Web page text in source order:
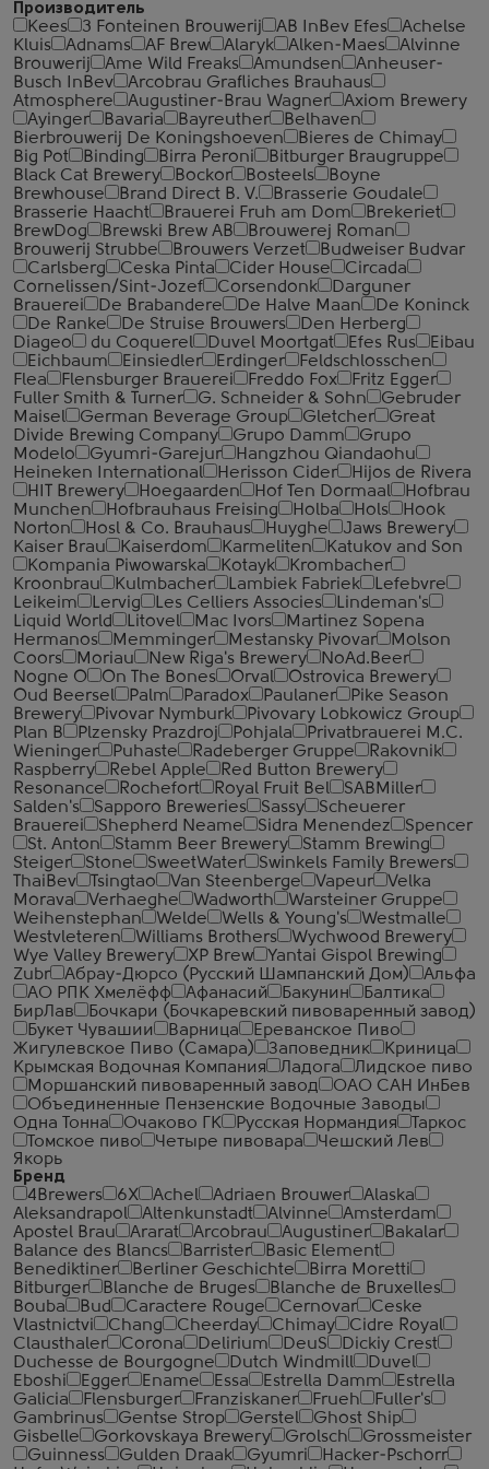
Производитель
Kees
3 Fonteinen Brouwerij AB InBev Efes
Achelse
Kluis
Adnams AF Brew Alaryk Alken-Maes
Alvinne
Brouwerij
Ame Wild Freaks Amundsen
Anheuser-
Busch InBev
Arcobrau Grafliches Brauhaus
Atmosphere
Augustiner-Brau Wagner
Axiom Brewery
Ayinger
Bavaria Bayreuther
Belhaven
Bierbrouwerij De Koningshoeven
Bieres de Chimay
Big Pot
Binding Birra Peroni
Bitburger Braugruppe
Black Cat Brewery
Bockor Bosteels
Boyne
Brewhouse
Brand Direct B. V.
Brasserie Goudale
Brasserie Haacht
Brauerei Fruh am Dom
Brekeriet
BrewDog
Brewski Brew AB
Brouwerej Roman
Brouwerij Strubbe
Brouwers Verzet
Budweiser Budvar
Carlsberg
Ceska Pinta Cider House
Circada
Cornelissen/Sint-Jozef
Corsendonk
Darguner
Brauerei
De Brabandere De Halve Maan
De Koninck
De Ranke
De Struise Brouwers
Den Herberg
Diageo
du Coquerel Duvel Moortgat Efes Rus
Eibau
Eichbaum
Einsiedler Erdinger
Feldschlosschen
Flea
Flensburger Brauerei Freddo Fox
Fritz Egger
Fuller Smith & Turner
G. Schneider & Sohn
Gebruder
Maisel
German Beverage Group Gletcher
Great
Divide Brewing Company
Grupo Damm
Grupo
Modelo
Gyumri-Garejur
Hangzhou Qiandaohu
Heineken International
Herisson Cider
Hijos de Rivera
HIT Brewery
Hoegaarden Hof Ten Dormaal
Hofbrau
Munchen
Hofbrauhaus Freising Holba Hols
Hook
Norton
Hosl & Co. Brauhaus Huyghe
Jaws Brewery
Kaiser Brau
Kaiserdom Karmeliten
Katukov and Son
Kompania Piwowarska
Kotayk
Krombacher
Kroonbrau
Kulmbacher Lambiek Fabriek
Lefebvre
Leikeim
Lervig Les Celliers Associes
Lindeman's
Liquid World
Litovel Mac Ivors
Martinez Sopena
Hermanos
Memminger Mestansky Pivovar
Molson
Coors
Moriau New Riga's Brewery
NoAd.Beer
Nogne O
On The Bones Orval
Ostrovica Brewery
Oud Beersel
Palm Paradox Paulaner
Pike Season
Brewery
Pivovar Nymburk
Pivovary Lobkowicz Group
Plan B
Plzensky Prazdroj Pohjala
Privatbrauerei M.C.
Wieninger
Puhaste Radeberger Gruppe
Rakovnik
Raspberry
Rebel Apple
Red Button Brewery
Resonance
Rochefort Royal Fruit Bel
SABMiller
Salden's
Sapporo Breweries Sassy
Scheuerer
Brauerei
Shepherd Neame Sidra Menendez
Spencer
St. Anton
Stamm Beer Brewery
Stamm Brewing
Steiger
Stone SweetWater
Swinkels Family Brewers
ThaiBev
Tsingtao Van Steenberge Vapeur
Velka
Morava
Verhaeghe Wadworth
Warsteiner Gruppe
Weihenstephan
Welde Wells & Young's
Westmalle
Westvleteren
Williams Brothers
Wychwood Brewery
Wye Valley Brewery
XP Brew
Yantai Gispol Brewing
Zubr
Абрау-Дюрсо (Русский Шампанский Дом)
Альфа
АО РПК Хмелёфф
Афанасий Бакунин
Балтика
БирЛав
Бочкари (Бочкаревский пивоваренный завод)
Букет Чувашии
Варница
Ереванское Пиво
Жигулевское Пиво (Самара)
Заповедник
Криница
Крымская Водочная Компания
Ладога
Лидское пиво
Моршанский пивоваренный завод
ОАО САН ИнБев
Объединенные Пензенские Водочные Заводы
Одна Тонна
Очаково ГК Русская Нормандия
Таркос
Томское пиво
Четыре пивовара
Чешский Лев
Якорь
Бренд
4Brewers
6X Achel Adriaen Brouwer
Alaska
Aleksandrapol
Altenkunstadt Alvinne
Amsterdam
Apostel Brau
Ararat Arcobrau Augustiner
Bakalar
Balance des Blancs
Barrister
Basic Element
Benediktiner
Berliner Geschichte
Birra Moretti
Bitburger
Blanche de Bruges
Blanche de Bruxelles
Bouba
Bud Caractere Rouge Cernovar
Ceske
Vlastnictvi
Chang Cheerday Chimay
Cidre Royal
Clausthaler
Corona Delirium DeuS
Dickiy Crest
Duchesse de Bourgogne
Dutch Windmill
Duvel
Eboshi
Egger Ename Essa Estrella Damm
Estrella
Galicia
Flensburger Franziskaner Frueh
Fuller's
Gambrinus
Gentse Strop Gerstel
Ghost Ship
Gisbelle
Gorkovskaya Brewery Grolsch
Grossmeister
Guinness
Gulden Draak Gyumri
Hacker-Pschorr